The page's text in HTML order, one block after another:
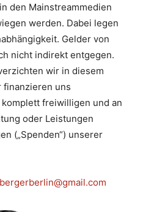
den Mainstreammedien
werden. Dabei legen
Gelder von
nicht indirekt entgegen.
wir in diesem
finanzieren uns
freiwilligen und an
oder Leistungen
(„Spenden“) unserer